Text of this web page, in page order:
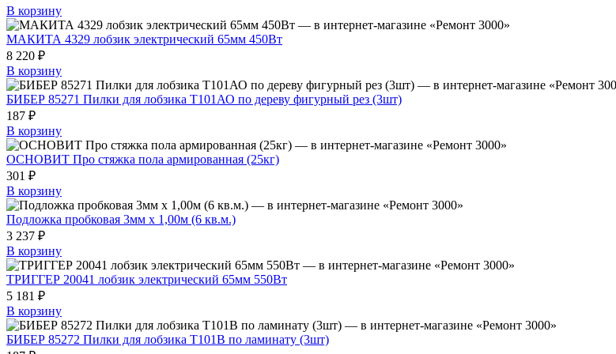
В корзину
МАКИТА 4329 лобзик электрический 65мм 450Вт
8 220 ₽
В корзину
БИБЕР 85271 Пилки для лобзика T101АО по дереву фигурный рез (3шт)
187 ₽
В корзину
ОСНОВИТ Про стяжка пола армированная (25кг)
301 ₽
В корзину
Подложка пробковая 3мм х 1,00м (6 кв.м.)
3 237 ₽
В корзину
ТРИГГЕР 20041 лобзик электрический 65мм 550Вт
5 181 ₽
В корзину
БИБЕР 85272 Пилки для лобзика T101B по ламинату (3шт)